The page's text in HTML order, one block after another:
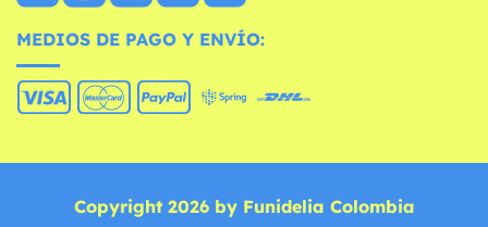
MEDIOS DE PAGO Y ENVÍO:
Copyright 2026 by Funidelia Colombia